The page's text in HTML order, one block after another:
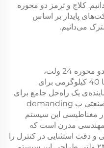
کلاچ و ترمز دو محوره
پایدار بر اساس
می‌دانیم.
کلاچ و ترمز پودر مغناطیسی دو محوره 24 ولت،
کنترل‌کننده کشش تک محوره 2.5 تا 40 کیلوگرمی برای
یک راه‌حل جامع برای
کنترل دقیق کشش در کاربردهای صنعتی پ demanding
مغناطیسی این سیستم
مهندسی مدرن است که
و دقت استثنایی در کنترل را